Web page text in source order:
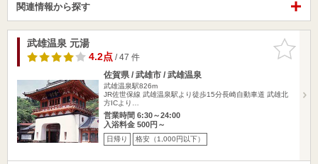
関連情報から探す
お気に入
りに追加
武雄温泉 元湯
4.2点/ 47 件
佐賀県 / 武雄市 / 武雄温泉
武雄温泉駅826m
JR佐世保線 武雄温泉駅より徒歩15分長崎自動車道 武雄北
方ICより…
営業時間 6:30～24:00
入浴料金 500円～
日帰り 格安（1,000円以下）